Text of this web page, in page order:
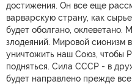
достижения. Он все еще
варварскую страну, как
будет оболгано, оклеветано.
злодеяний. Мировой сионизм
уничтожить наш Союз, чтобы
подняться. Сила СССР - в
будет направлено прежде